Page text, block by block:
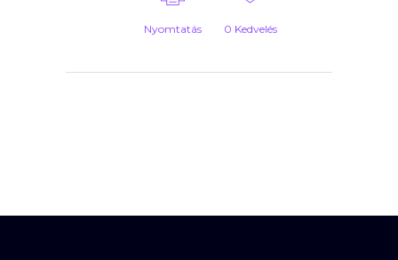
Nyomtatás 0 Kedvelés